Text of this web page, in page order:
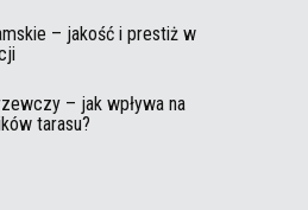
– jakość i prestiż w
– jak wpływa na
tarasu?